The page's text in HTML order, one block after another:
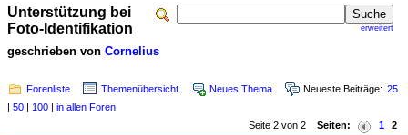
erweitert
Unterstützung bei
Foto-Identifikation
geschrieben von Cornelius
Forenliste Themenübersicht Neues Thema Neueste Beiträge: 25
| 50 | 100 | in allen Foren
Seite 2 von 2 Seiten: 1 2